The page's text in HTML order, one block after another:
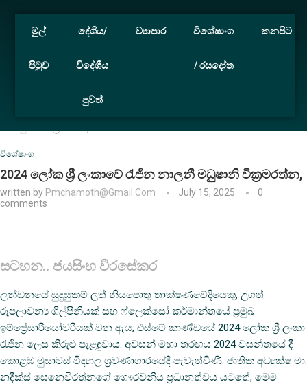
මුල්
පිටුව
දේශීය/
විදේශීය
පුවත්
ව්‍යාපාර විශේෂාංග
/ රසදෝත
කනපිට
මධුෂානි වික්‍රමරත්න,
විශේෂාංග
2024 ලෝක ශ්‍රී ලංකාවේ රැජින නාලනී මධුෂානි වික්‍රමරත්න,
written by Pmchamoth@gmail.com July 15, 2025
0
comments
සටහන.. ජයසිංහ වීරසේකර
ලන්ඩනයේ සුදුසුකම් ලත් නියපොතු තාක්ෂණවේදියෙකු, උගත්
රූපලාවන්‍ය ශිල්පිනියක් සහ ෆ්ලෙක්සෝ කර්මාන්තයේ ප්‍රමුඛ
ඉම්ප්‍රේසාරියෝවරියක් වන ඇය, එස්ටේ කාණ්ඩයේ 2024 ලෝක ශ්‍රී ලංකා
රැජින ලෙස කිරුළු පැළඳුවාය. අවසන් මහා තරඟය 2024 වසන්තයේ දී
කොළඹ මුසාමස් විද්‍යාල ශ්‍රවණාගාරයේදී පැවැත්විණි. ජාතික අධ්‍යක්ෂ මා.
නදීක්ස් සෙනෙවිරත්නගේ ගෞරවනීය ප්‍රධානත්වය යටතේ, මෙම